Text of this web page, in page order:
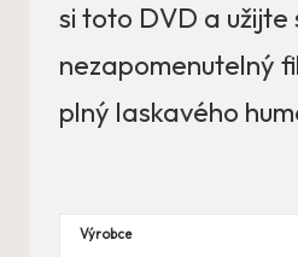
si toto DVD a užijte
nezapomenutelný
plný laskavého
Výrobce